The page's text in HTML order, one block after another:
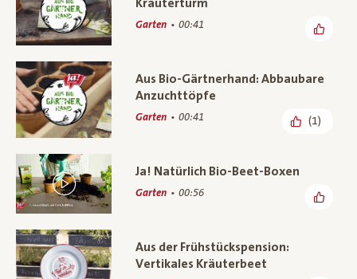
Kräuterturm
Garten 00:41
Aus Bio-Gärtnerhand: Abbaubare
Anzuchttöpfe
Garten 00:41 (1)
Ja! Natürlich Bio-Beet-Boxen
Garten 00:56
Aus der Frühstückspension:
Vertikales Kräuterbeet